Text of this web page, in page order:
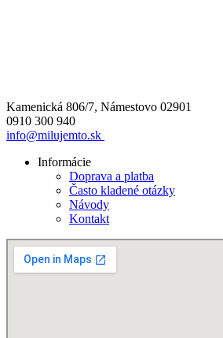
Kamenická 806/7, Námestovo 02901
0910 300 940
info@milujemto.sk
Informácie
Doprava a platba
Často kladené otázky
Návody
Kontakt